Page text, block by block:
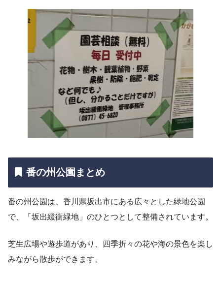
番の州公園まとめ
番の州公園は、香川県坂出市にある広々とした緑地公園
で、「坂出緩衝緑地」のひとつとして整備されています。
芝生広場や遊歩道があり、四季折々の花や海の景色を楽し
みながら散歩ができます。